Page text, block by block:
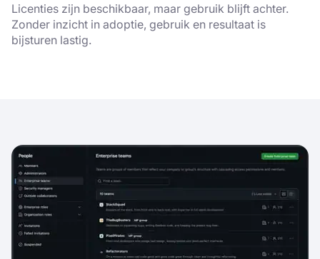
Licenties zijn beschikbaar, maar gebruik blijft achter.
Zonder inzicht in adoptie, gebruik en resultaat is
bijsturen lastig.